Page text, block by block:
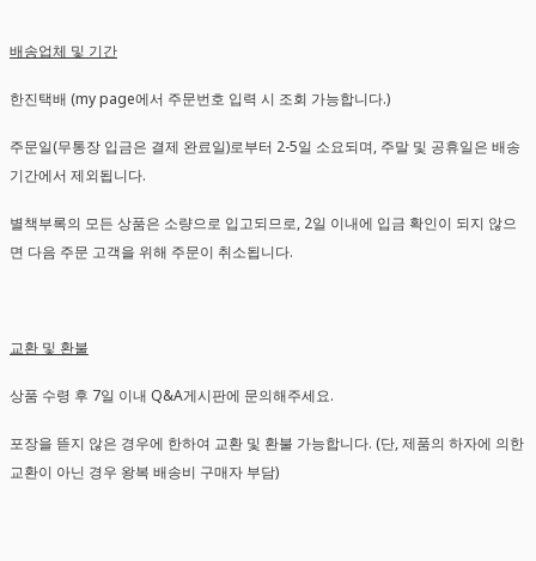
배송업체 및 기간
한진택배 (my page에서 주문번호 입력 시 조회 가능합니다.)
주문일(무통장 입금은 결제 완료일)로부터 2-5일 소요되며, 주말 및 공휴일은 배송
기간에서 제외됩니다.
별책부록의 모든 상품은 소량으로 입고되므로, 2일 이내에 입금 확인이 되지 않으
면 다음 주문 고객을 위해 주문이 취소됩니다.
교환 및 환불
상품 수령 후 7일 이내 Q&A게시판에 문의해주세요.
포장을 뜯지 않은 경우에 한하여 교환 및 환불 가능합니다. (단, 제품의 하자에 의한
교환이 아닌 경우 왕복 배송비 구매자 부담)